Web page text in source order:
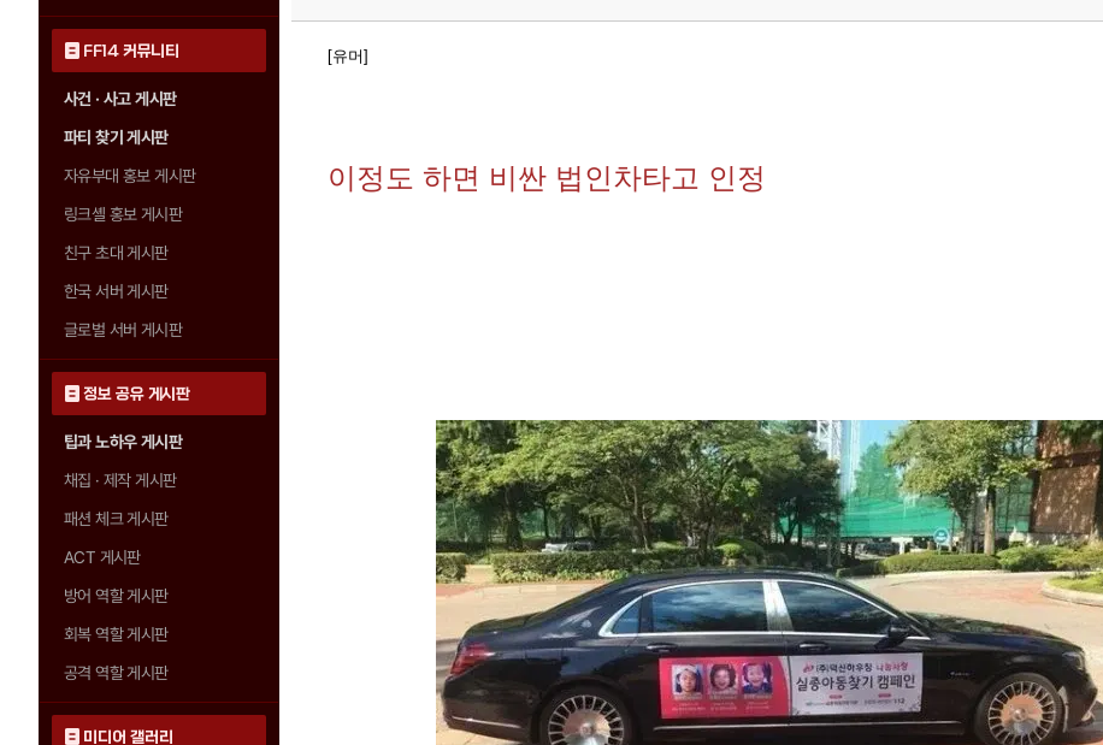
FF14 커뮤니티
사건 · 사고 게시판
파티 찾기 게시판
자유부대 홍보 게시판
링크셸 홍보 게시판
친구 초대 게시판
한국 서버 게시판
글로벌 서버 게시판
정보 공유 게시판
팁과 노하우 게시판
채집 · 제작 게시판
패션 체크 게시판
ACT 게시판
방어 역할 게시판
회복 역할 게시판
공격 역할 게시판
미디어 갤러리
[유머]
이정도 하면 비싼 법인차타고 인정